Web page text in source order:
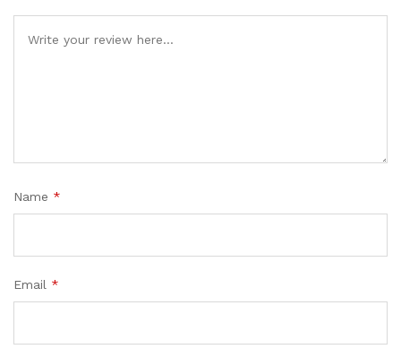
Name *
Email *